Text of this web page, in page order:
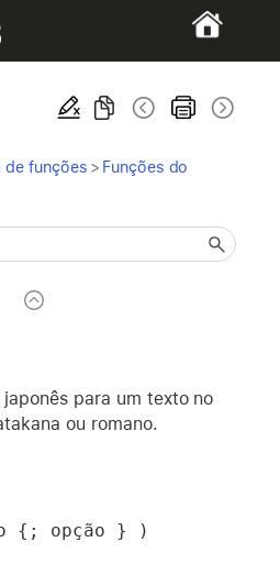
de funções > Funções do
para um texto no
ou romano.
{; opção } )